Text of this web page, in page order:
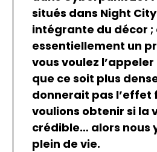
situés dans Night
intégrante du décor ;
essentiellement un
vous voulez
que ce soit plus
donnerait pas l’effet
voulions obtenir si la
crédible… alors nous
plein de vie.